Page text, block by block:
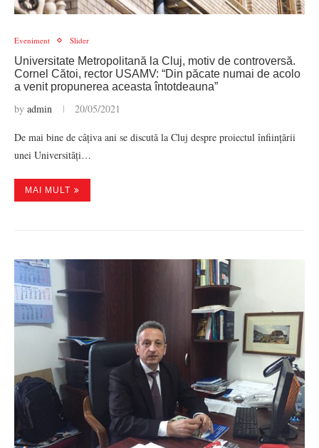
Eveniment Slider
Universitate Metropolitană la Cluj, motiv de controversă.
Cornel Cătoi, rector USAMV: “Din păcate numai de acolo
a venit propunerea aceasta întotdeauna”
by admin 20/05/2021
De mai bine de câțiva ani se discută la Cluj despre proiectul înființării
unei Universități…
MAI MULT